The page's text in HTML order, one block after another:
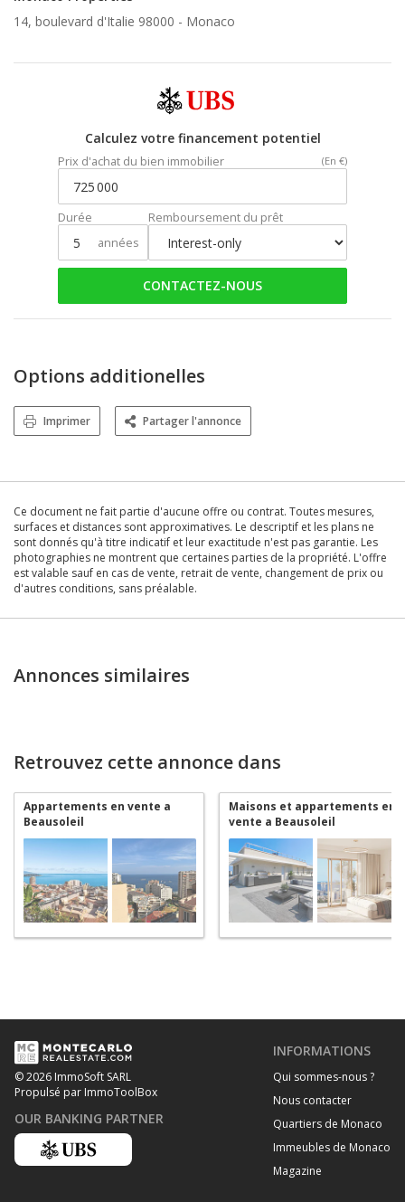
14, boulevard d'Italie 98000 - Monaco
Calculez votre financement potentiel
Prix d'achat du bien immobilier (En €)
Durée
années
Remboursement du prêt
CONTACTEZ-NOUS
Options additionelles
Imprimer Partager l'annonce
Ce document ne fait partie d'aucune offre ou contrat. Toutes mesures,
surfaces et distances sont approximatives. Le descriptif et les plans ne
sont donnés qu'à titre indicatif et leur exactitude n'est pas garantie. Les
photographies ne montrent que certaines parties de la propriété. L'offre
est valable sauf en cas de vente, retrait de vente, changement de prix ou
d'autres conditions, sans préalable.
Annonces similaires
Retrouvez cette annonce dans
Appartements en vente a
Beausoleil
Maisons et appartements en
vente a Beausoleil
© 2026 ImmoSoft SARL
Propulsé par ImmoToolBox
OUR BANKING PARTNER
INFORMATIONS
Qui sommes-nous ?
Nous contacter
Quartiers de Monaco
Immeubles de Monaco
Magazine